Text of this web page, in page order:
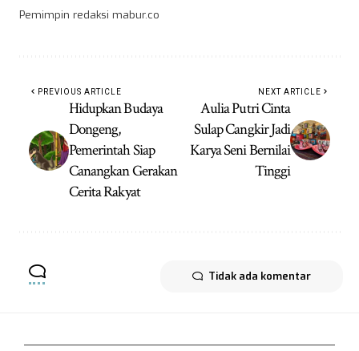
Pemimpin redaksi mabur.co
PREVIOUS ARTICLE
Hidupkan Budaya
Dongeng,
Pemerintah Siap
Canangkan Gerakan
Cerita Rakyat
NEXT ARTICLE
Aulia Putri Cinta
Sulap Cangkir Jadi
Karya Seni Bernilai
Tinggi
Tidak ada komentar